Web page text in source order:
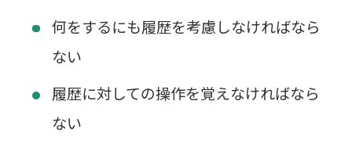
何をするにも履歴を考慮しなければなら
ない
履歴に対しての操作を覚えなければなら
ない